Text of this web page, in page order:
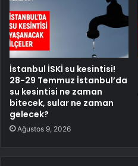
İstanbul İSKİ su kesintisi!
28-29 Temmuz İstanbul’da
su kesintisi ne zaman
bitecek, sular ne zaman
gelecek?
Ağustos 9, 2026